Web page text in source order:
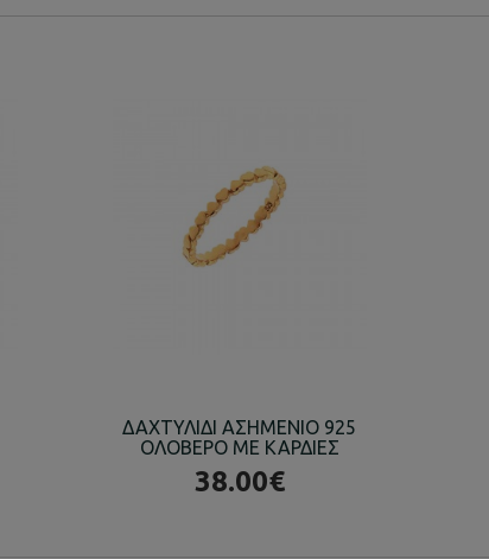
ΔΑΧΤΥΛΙΔΙ ΑΣΗΜΕΝΙΟ 925
ΟΛΟΒΕΡΟ ΜΕ ΚΑΡΔΙΕΣ
38.00€